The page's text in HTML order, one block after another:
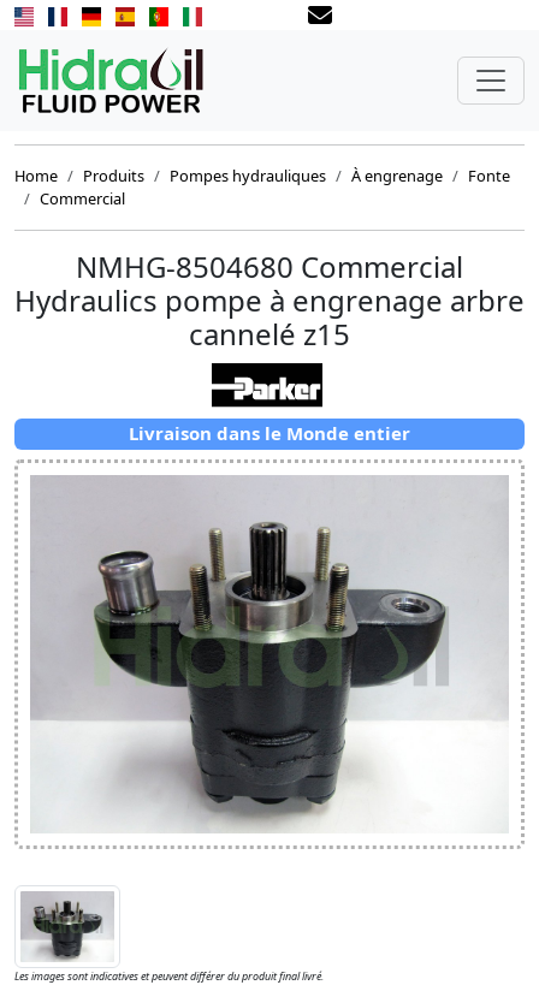
Home Produits Pompes hydrauliques À engrenage
Fonte
Commercial
NMHG-8504680 Commercial
Hydraulics pompe à engrenage arbre
cannelé z15
Livraison dans le Monde entier
Les images sont indicatives et peuvent différer du produit final livré.